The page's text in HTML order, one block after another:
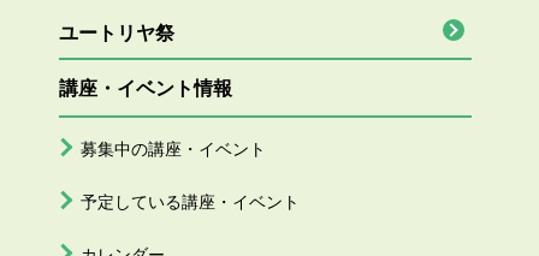
ユートリヤ祭
講座・イベント情報
募集中の講座・イベント
予定している講座・イベント